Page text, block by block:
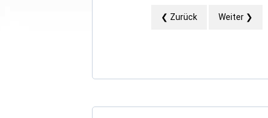
❮ Zurück Weiter ❯